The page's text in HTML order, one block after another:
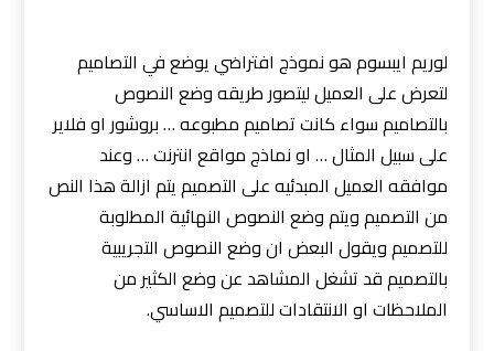
لوريم ايبسوم هو نموذج افتراضي يوضع في التصاميم
لتعرض على العميل ليتصور طريقه وضع النصوص
بالتصاميم سواء كانت تصاميم مطبوعه … بروشور او فلاير
على سبيل المثال … او نماذج مواقع انترنت … وعند
موافقه العميل المبدئيه على التصميم يتم ازالة هذا النص
من التصميم ويتم وضع النصوص النهائية المطلوبة
للتصميم ويقول البعض ان وضع النصوص التجريبية
بالتصميم قد تشغل المشاهد عن وضع الكثير من
الملاحظات او الانتقادات للتصميم الاساسي.